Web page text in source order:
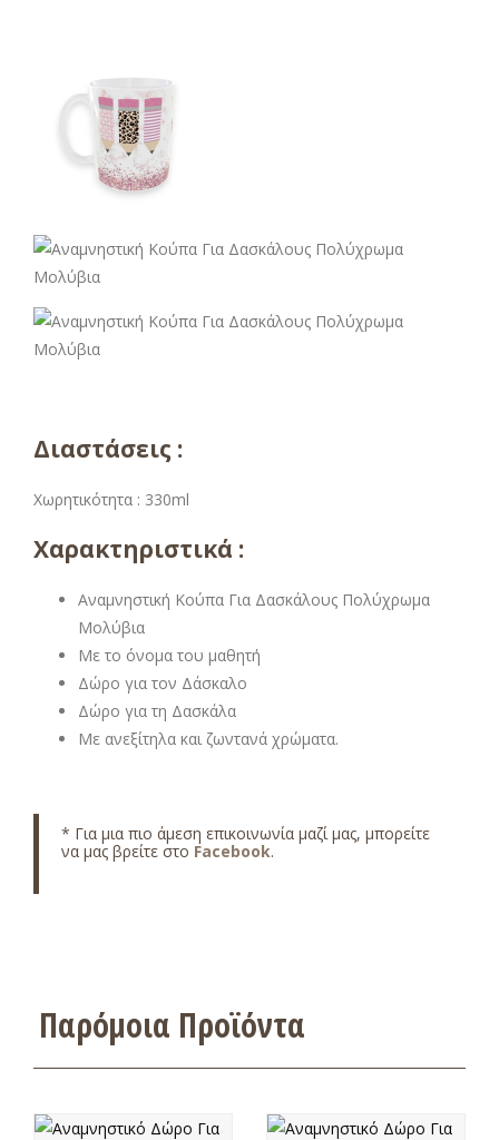
Διαστάσεις :
Χωρητικότητα : 330ml
Χαρακτηριστικά :
Αναμνηστική Κούπα Για Δασκάλους Πολύχρωμα
Μολύβια
Με το όνομα του μαθητή
Δώρο για τον Δάσκαλο
Δώρο για τη Δασκάλα
Με ανεξίτηλα και ζωντανά χρώματα.
* Για μια πιο άμεση επικοινωνία μαζί μας, μπορείτε
να μας βρείτε στο Facebook.
Παρόμοια Προϊόντα